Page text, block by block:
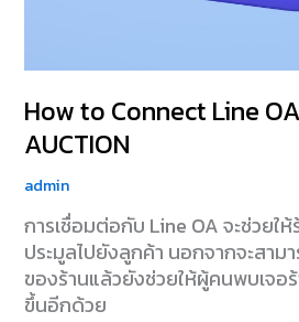
How to Connect Line
AUCTION
admin
การเชื่อมต่อกับ Line OA จะช่วยใ
ประมูลไปยังลูกค้า นอกจากจะสา
ของร้านแล้วยังช่วยให้ผู้คนพบเจ
ขึ้นอีกด้วย